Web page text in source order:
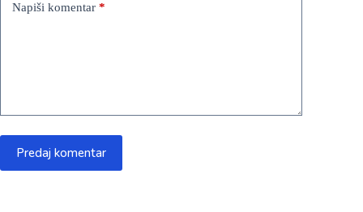
Napiši komentar *
Predaj komentar